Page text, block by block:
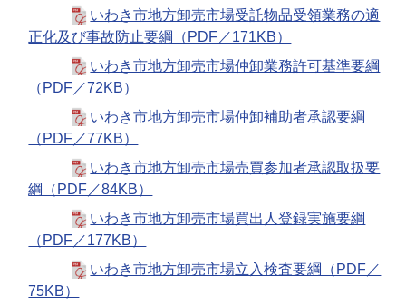
いわき市地方卸売市場受託物品受領業務の適
正化及び事故防止要綱（PDF／171KB）
いわき市地方卸売市場仲卸業務許可基準要綱
（PDF／72KB）
いわき市地方卸売市場仲卸補助者承認要綱
（PDF／77KB）
いわき市地方卸売市場売買参加者承認取扱要
綱（PDF／84KB）
いわき市地方卸売市場買出人登録実施要綱
（PDF／177KB）
いわき市地方卸売市場立入検査要綱（PDF／
75KB）